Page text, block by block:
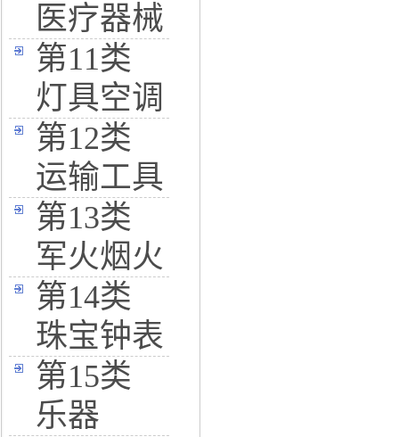
医疗器械
第11类
灯具空调
第12类
运输工具
第13类
军火烟火
第14类
珠宝钟表
第15类
乐器